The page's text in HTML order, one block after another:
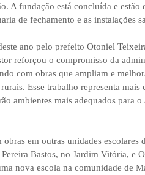
A fundação está concluída e estão
de fechamento e as instalações
ano pelo prefeito Otoniel
reforçou o compromisso da
com obras que ampliam e
Esse trabalho representa
ambientes mais adequados para o
em outras unidades escolares
Bastos, no Jardim Vitória, e
nova escola na comunidade de